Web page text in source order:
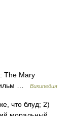
The Mary
…
Википедия
что блуд; 2)